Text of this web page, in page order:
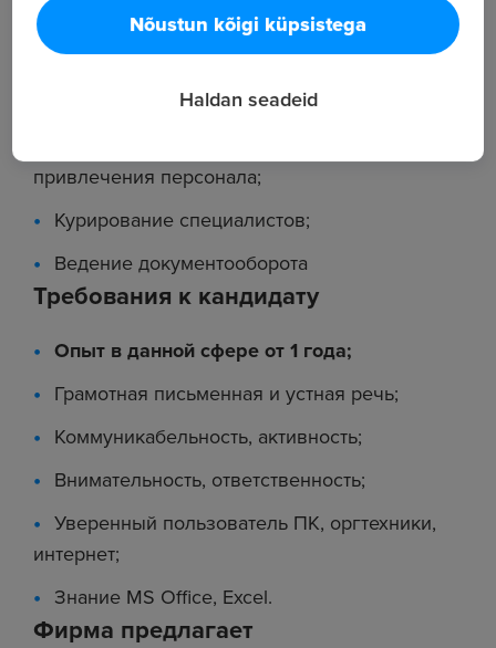
подразделениям;
контроль открытия и закрытия вакансий;
привлечения персонала;
Курирование специалистов;
Ведение документооборота
Требования к кандидату
Опыт в данной сфере от 1 года;
Грамотная письменная и устная речь;
Коммуникабельность, активность;
Внимательность, ответственность;
Уверенный пользователь ПК, оргтехники,
интернет;
Знание MS Office, Excel.
Фирма предлагает
Nõustun kõigi küpsistega
Haldan seadeid